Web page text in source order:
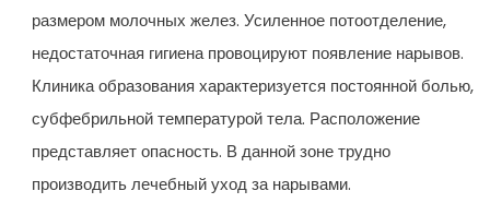
размером молочных желез. Усиленное потоотделение,
недостаточная гигиена провоцируют появление нарывов.
Клиника образования характеризуется постоянной болью,
субфебрильной температурой тела. Расположение
представляет опасность. В данной зоне трудно
производить лечебный уход за нарывами.